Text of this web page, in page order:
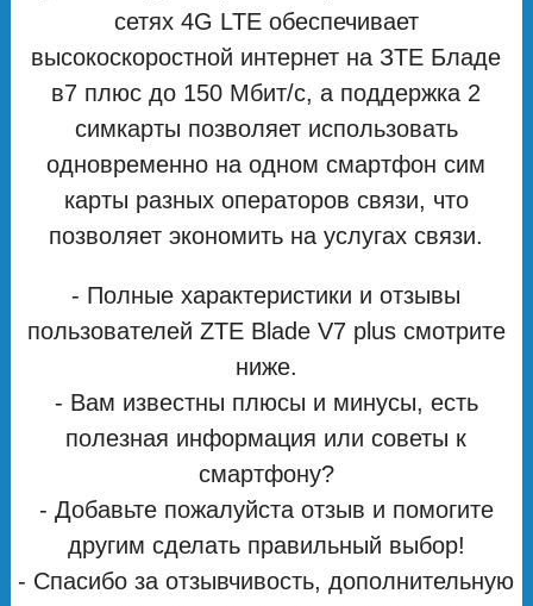
сетях 4G LTE обеспечивает
высокоскоростной интернет на ЗТЕ Бладе
в7 плюс до 150 Мбит/с, а поддержка 2
симкарты позволяет использовать
одновременно на одном смартфон сим
карты разных операторов связи, что
позволяет экономить на услугах связи.
- Полные характеристики и отзывы
пользователей ZTE Blade V7 plus смотрите
ниже.
- Вам известны плюсы и минусы, есть
полезная информация или советы к
смартфону?
- Добавьте пожалуйста отзыв и помогите
другим сделать правильный выбор!
- Спасибо за отзывчивость, дополнительную